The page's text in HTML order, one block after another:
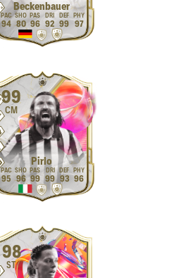
Beckenbauer
94 80 96 92 99 97
99
CM
Pirlo
95 96 99 99 93 96
98
ST